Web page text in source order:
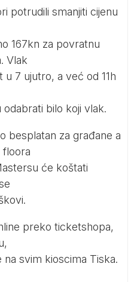
potrudili smanjiti cijenu
167kn za povratnu
Vlak
7 ujutro, a već od 11h
bilo koji vlak.
besplatan za građane a
floora
će koštati
preko ticketshopa,
na svim kioscima Tiska.